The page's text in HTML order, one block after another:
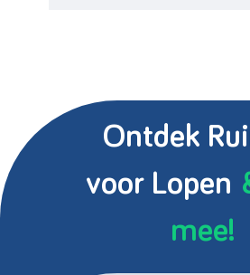
Ontdek
voor Lopen
mee!